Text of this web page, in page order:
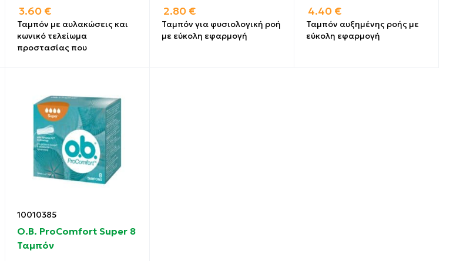
3.60 €
Ταμπόν με αυλακώσεις και
κωνικό τελείωμα
προστασίας που
2.80 €
Ταμπόν για φυσιολογική ροή
με εύκολη εφαρμογή
4.40 €
Ταμπόν αυξημένης ροής με
εύκολη εφαρμογή
10010385
O.B. ProComfort Super 8
Ταμπόν